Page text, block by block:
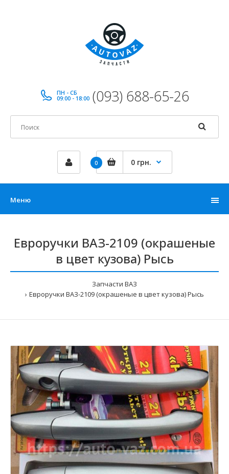
ПН - СБ
09:00 - 18:00 (093) 688-65-26
0 0 грн.
Меню
Евроручки ВАЗ-2109 (окрашеные
в цвет кузова) Рысь
Запчасти ВАЗ
Евроручки ВАЗ-2109 (окрашеные в цвет кузова) Рысь